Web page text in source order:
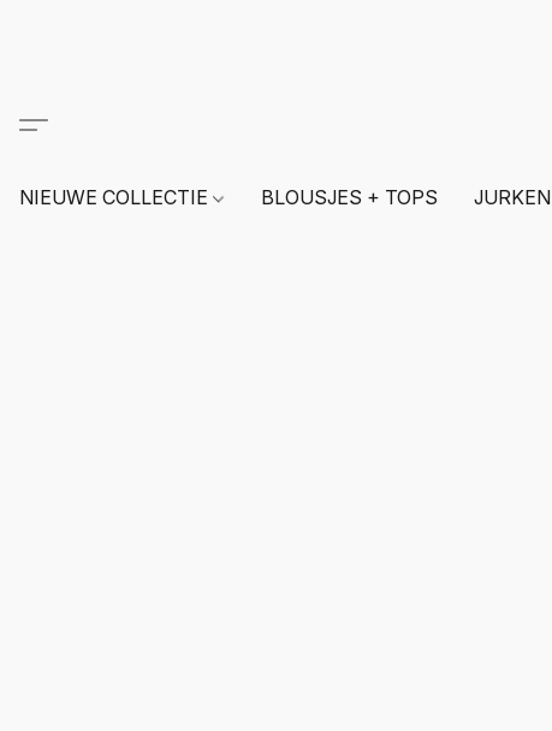
NIEUWE COLLECTIE BLOUSJES + TOPS JURKEN